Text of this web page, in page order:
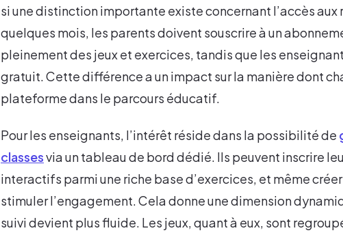
si une distinction importante existe concernant l’accès aux
quelques mois, les parents doivent souscrire à un
pleinement des jeux et exercices, tandis que les
gratuit. Cette différence a un impact sur la manière dont
plateforme dans le parcours éducatif.
Pour les enseignants, l’intérêt réside dans la possibilité de
classesvia un tableau de bord dédié. Ils peuvent inscrire
interactifs parmi une riche base d’exercices, et même
stimuler l’engagement. Cela donne une dimension
suivi devient plus fluide. Les jeux, quant à eux, sont